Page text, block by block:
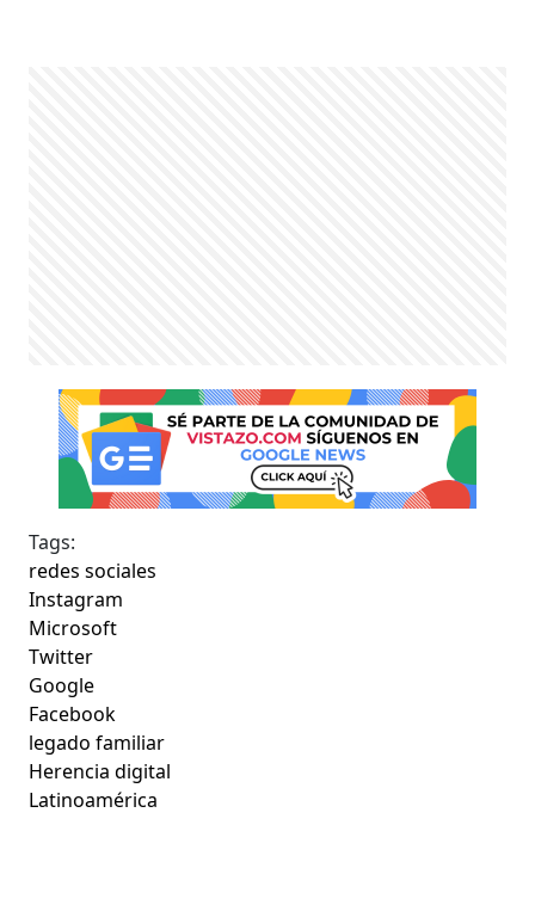
Tags:
redes sociales
Instagram
Microsoft
Twitter
Google
Facebook
legado familiar
Herencia digital
Latinoamérica